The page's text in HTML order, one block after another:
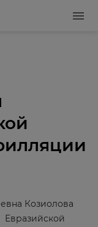
Козиолова
Евразийской